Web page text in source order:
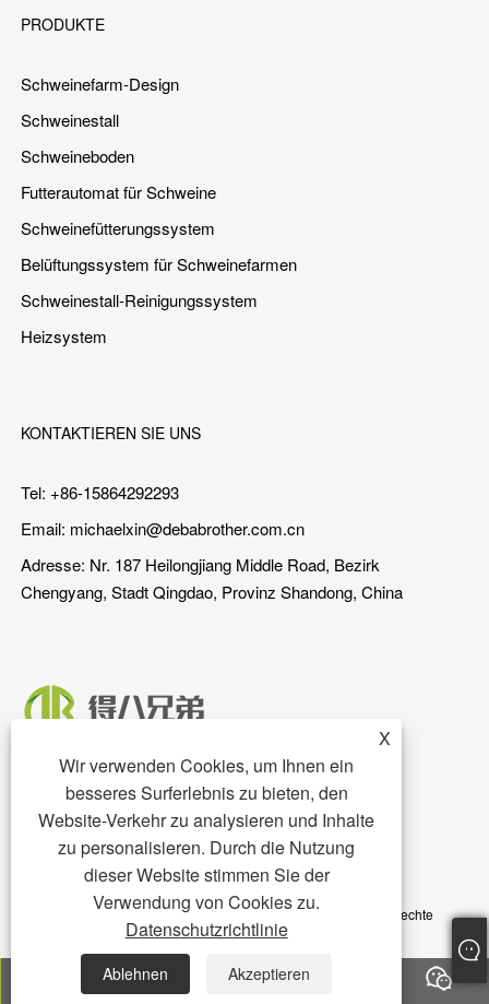
PRODUKTE
Schweinefarm-Design
Schweinestall
Schweineboden
Futterautomat für Schweine
Schweinefütterungssystem
Belüftungssystem für Schweinefarmen
Schweinestall-Reinigungssystem
Heizsystem
KONTAKTIEREN SIE UNS
Tel: +86-15864292293
Email: michaelxin@debabrother.com.cn
Adresse: Nr. 187 Heilongjiang Middle Road, Bezirk
Chengyang, Stadt Qingdao, Provinz Shandong, China
Copyright © 2023 Qingdao DEBA Brother Machinery Co., Ltd. -
Schweinestall, Schweineboden, Schweinefutterautomat – Alle Rechte
X
Wir verwenden Cookies, um Ihnen ein
besseres Surferlebnis zu bieten, den
Website-Verkehr zu analysieren und Inhalte
zu personalisieren. Durch die Nutzung
dieser Website stimmen Sie der
Verwendung von Cookies zu.
Datenschutzrichtlinie
Ablehnen Akzeptieren